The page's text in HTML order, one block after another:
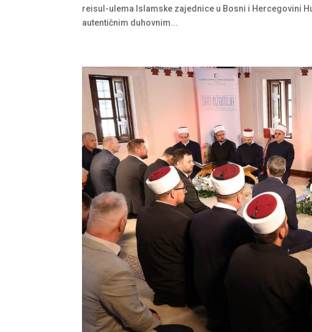
reisul-ulema Islamske zajednice u Bosni i Hercegovini
autentičnim duhovnim...